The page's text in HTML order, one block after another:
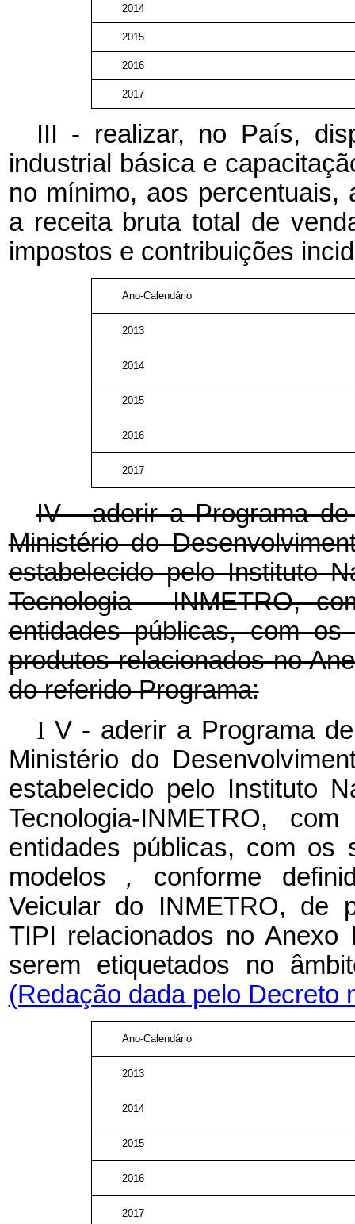
2014
2015
2016
2017
III - realizar, no País,
industrial básica e
no mínimo, aos percentuais,
a receita bruta total de
impostos e contribuições
Ano-Calendário
2013
2014
2015
2016
2017
IV - aderir a Programa de
Ministério do
estabelecido pelo Instituto
Tecnologia - INMETRO,
entidades públicas, com
produtos relacionados no
do referido Programa:
I V - aderir a Programa
Ministério do
estabelecido pelo Instituto
Tecnologia-INMETRO,
entidades públicas, com os
modelos , conforme
Veicular do INMETRO, de
TIPI relacionados no Anexo
serem etiquetados no
(Redação dada pelo Decreto
Ano-Calendário
2013
2014
2015
2016
2017